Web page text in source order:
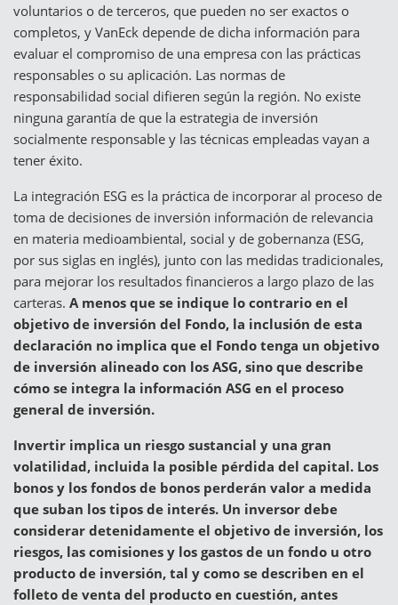
voluntarios o de terceros, que pueden no ser exactos o
completos, y VanEck depende de dicha información para
evaluar el compromiso de una empresa con las prácticas
responsables o su aplicación. Las normas de
responsabilidad social difieren según la región. No existe
ninguna garantía de que la estrategia de inversión
socialmente responsable y las técnicas empleadas vayan a
tener éxito.
La integración ESG es la práctica de incorporar al proceso de
toma de decisiones de inversión información de relevancia
en materia medioambiental, social y de gobernanza (ESG,
por sus siglas en inglés), junto con las medidas tradicionales,
para mejorar los resultados financieros a largo plazo de las
carteras. A menos que se indique lo contrario en el
objetivo de inversión del Fondo, la inclusión de esta
declaración no implica que el Fondo tenga un objetivo
de inversión alineado con los ASG, sino que describe
cómo se integra la información ASG en el proceso
general de inversión.
Invertir implica un riesgo sustancial y una gran
volatilidad, incluida la posible pérdida del capital. Los
bonos y los fondos de bonos perderán valor a medida
que suban los tipos de interés. Un inversor debe
considerar detenidamente el objetivo de inversión, los
riesgos, las comisiones y los gastos de un fondo u otro
producto de inversión, tal y como se describen en el
folleto de venta del producto en cuestión, antes